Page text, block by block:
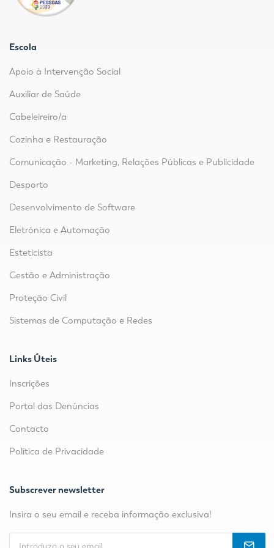
Escola
Apoio à Intervenção Social
Auxiliar de Saúde
Cabeleireiro/a
Cozinha e Restauração
Comunicação - Marketing, Relações Públicas e Publicidade
Desporto
Desenvolvimento de Software
Eletrónica e Automação
Esteticista
Gestão e Administração
Proteção Civil
Sistemas de Computação e Redes
Links Úteis
Inscrições
Portal das Denúncias
Contacto
Política de Privacidade
Subscrever newsletter
Insira o seu email e receba informação exclusiva!